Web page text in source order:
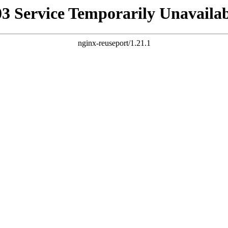
Service Temporarily
nginx-reuseport/1.21.1